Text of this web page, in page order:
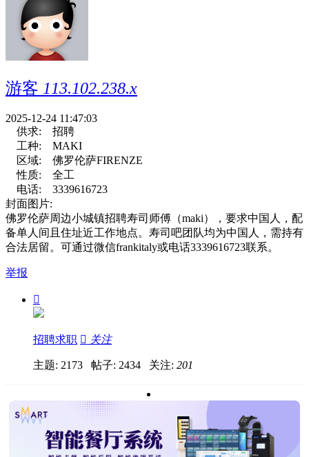
游客 113.102.238.x
2025-12-24 11:47:03
供求:
招聘
工种:
MAKI
区域:
佛罗伦萨FIRENZE
性质:
全工
电话:
3339616723
封面图片:
佛罗伦萨周边小城镇招聘寿司师傅（maki），要求中国人，配
备单人间且住址近工作地点。寿司吧团队均为中国人，需持有
合法居留。可通过微信frankitaly或电话3339616723联系。
举报

招聘求职  关注
主题: 2173 帖子: 2434 关注: 201